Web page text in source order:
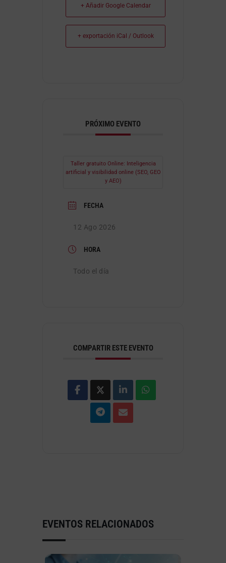
+ Añadir Google Calendar
+ exportación iCal / Outlook
PRÓXIMO EVENTO
Taller gratuito Online: Inteligencia
artificial y visibilidad online (SEO, GEO
y AEO)
FECHA
12 Ago 2026
HORA
Todo el día
COMPARTIR ESTE EVENTO
EVENTOS RELACIONADOS